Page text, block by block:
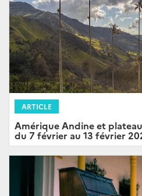
ARTICLE
Amérique Andine et
du 7 février au 13 février